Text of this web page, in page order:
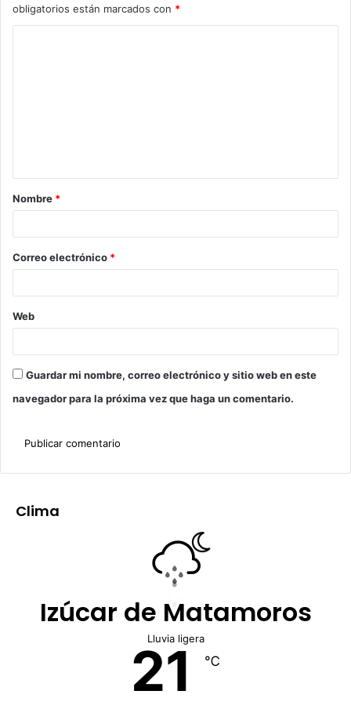
obligatorios están marcados con *
Nombre *
Correo electrónico *
Web
Guardar mi nombre, correo electrónico y sitio web en este
navegador para la próxima vez que haga un comentario.
Clima
Izúcar de Matamoros
Lluvia ligera
21 ℃